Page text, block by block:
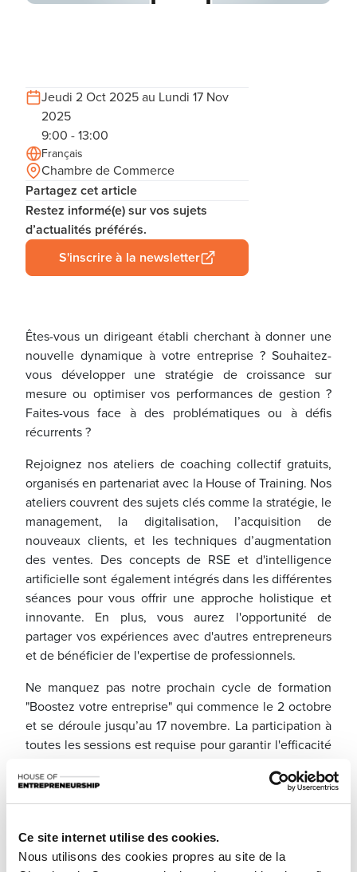
Ce site internet utilise des cookies.
Nous utilisons des cookies propres au site de la
Jeudi 2 Oct 2025 au Lundi 17 Nov
2025
9:00 - 13:00
Français
Chambre de Commerce
Partagez cet article
Restez informé(e) sur vos sujets
d’actualités préférés.
S'inscrire à la newsletter
Êtes-vous un dirigeant établi cherchant à donner une
nouvelle dynamique à votre entreprise ? Souhaitez-
vous développer une stratégie de croissance sur
mesure ou optimiser vos performances de gestion ?
Faites-vous face à des problématiques ou à défis
récurrents ?
Rejoignez nos ateliers de coaching collectif gratuits,
organisés en partenariat avec la House of Training. Nos
ateliers couvrent des sujets clés comme la stratégie, le
management, la digitalisation, l’acquisition de
nouveaux clients, et les techniques d’augmentation
des ventes. Des concepts de RSE et d'intelligence
artificielle sont également intégrés dans les différentes
séances pour vous offrir une approche holistique et
innovante. En plus, vous aurez l'opportunité de
partager vos expériences avec d'autres entrepreneurs
et de bénéficier de l'expertise de professionnels.
Ne manquez pas notre prochain cycle de formation
"Boostez votre entreprise" qui commence le 2 octobre
et se déroule jusqu’au 17 novembre. La participation à
toutes les sessions est requise pour garantir l'efficacité
Intéressé(e) ? Contactez-nous via l'adress mail
d’informations et pour vous inscrire.
Dates de octobre à novembre de 2025 :